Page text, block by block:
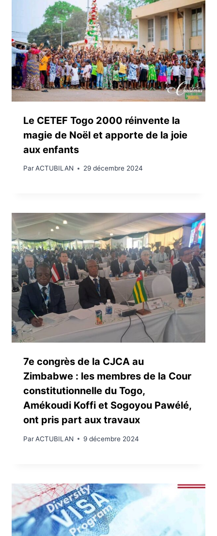
Le CETEF Togo 2000 réinvente la
magie de Noël et apporte de la joie
aux enfants
ParACTUBILAN 29 décembre 2024
7e congrès de la CJCA au
Zimbabwe : les membres de la Cour
constitutionnelle du Togo,
Amékoudi Koffi et Sogoyou Pawélé,
ont pris part aux travaux
ParACTUBILAN 9 décembre 2024